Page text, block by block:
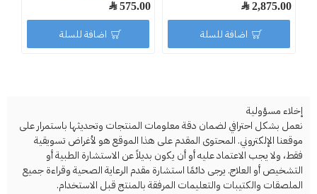
2,875.00 ﷼
اضافة للسلة
575.00 ﷼
اضافة للسلة
إخلاء مسؤولية
نعمل بشكل احترافي لضمان دقة معلومات المنتجات وتحديثها باستمرار على
موقعنا الإلكتروني. المحتوى المقدم على هذا الموقع هو لأغراض تسويقية
فقط، ولا يجب الاعتماد عليه أو أن يكون بديلاً عن الاستشارة الطبية أو
التشخيص أو العلاج. يرجى دائمًا استشارة مقدم الرعاية الصحية وقراءة جميع
الملصقات والكتيبات والتعليمات المرفقة بالمنتج قبل الاستخدام.